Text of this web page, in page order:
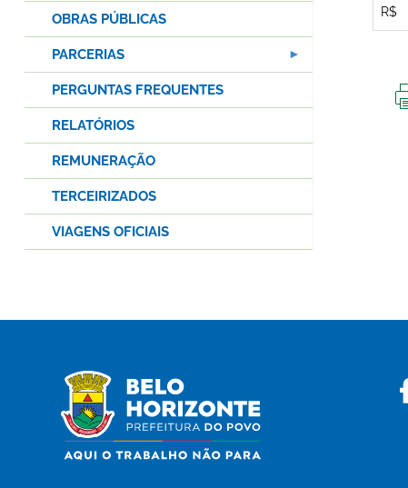
R$
OBRAS PÚBLICAS
PARCERIAS
PERGUNTAS FREQUENTES
RELATÓRIOS
REMUNERAÇÃO
TERCEIRIZADOS
VIAGENS OFICIAIS